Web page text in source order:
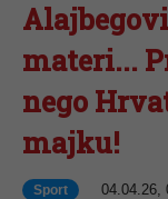
materi...
nego
majku!
Sport 04.04.26,